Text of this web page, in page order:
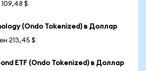
109,48 $
(Ondo Tokenized) в Доллар
213,45 $
ETF (Ondo Tokenized) в Доллар